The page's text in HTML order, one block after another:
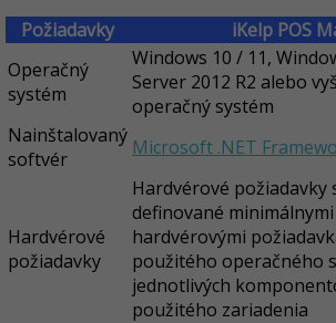
Požiadavky
iKelp POS
Operačný
systém
Windows 10 / 11,
Server 2012 R2 alebo
operačný systém
Nainštalovaný
softvér
Microsoft .NET
Hardvérové
požiadavky
Hardvérové požiadavky
definované minimálnymi
hardvérovými
použitého operačného
jednotlivých
použitého zariadenia